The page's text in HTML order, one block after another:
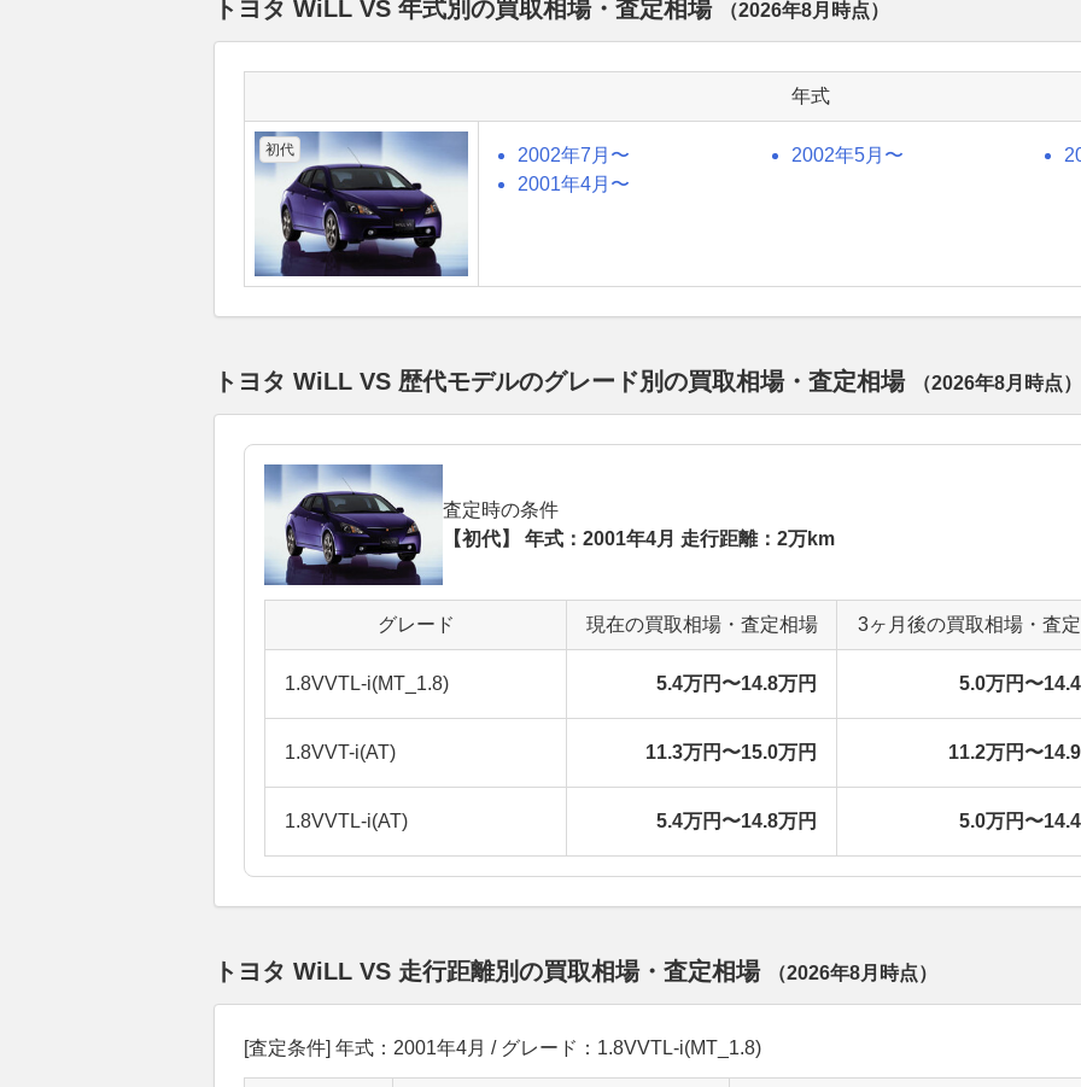
トヨタ WiLL VS 年式別の買取相場・査定相場 （2026年8月 時点）
年式
初代 2002年7月〜 2002年5月〜
2001年4月〜
トヨタ WiLL VS 歴代モデルのグレード別の買取相場・査定相場 （2026年8月 時点）
査定時の条件
【初代】 年式：2001年4月 走行距離：2万km
グレード 現在の買取相場・査定相場 3ヶ月後の買取相場・査
1.8VVTL-i(MT_1.8) 5.4万円〜14.8万円 5.0万円〜
1.8VVT-i(AT) 11.3万円〜15.0万円 11.2万円〜
1.8VVTL-i(AT) 5.4万円〜14.8万円 5.0万円〜
トヨタ WiLL VS 走行距離別の買取相場・査定相場 （2026年8月 時点）
[査定条件] 年式：2001年4月 / グレード：1.8VVTL-i(MT_1.8)